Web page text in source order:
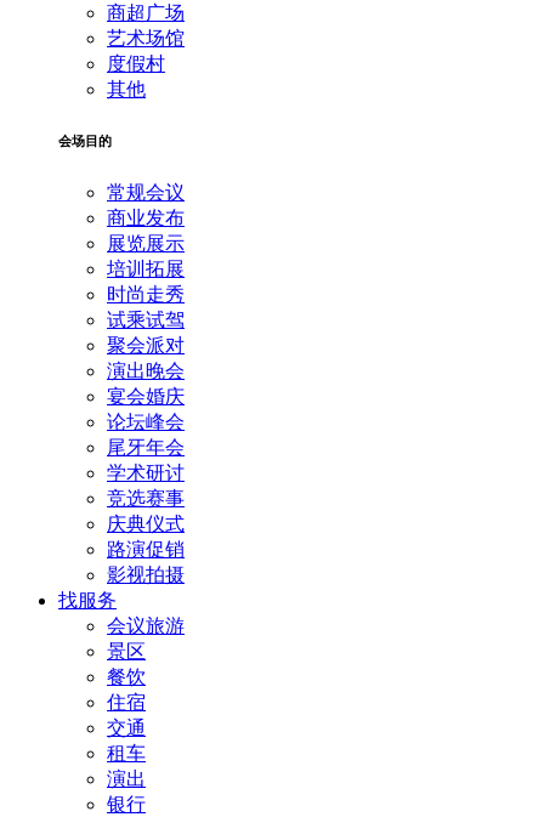
商超广场
艺术场馆
度假村
其他
会场目的
常规会议
商业发布
展览展示
培训拓展
时尚走秀
试乘试驾
聚会派对
演出晚会
宴会婚庆
论坛峰会
尾牙年会
学术研讨
竞选赛事
庆典仪式
路演促销
影视拍摄
找服务
会议旅游
景区
餐饮
住宿
交通
租车
演出
银行